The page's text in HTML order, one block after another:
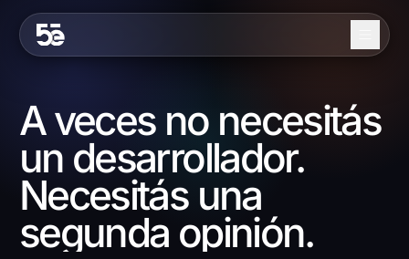
Servicios
Industrias
Trabajo
Blog
A veces no necesitás
un desarrollador.
Necesitás una
segunda opinión.